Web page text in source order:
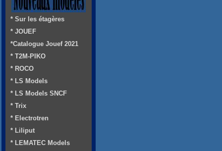
* Sur les étagères
* JOUEF
*Catalogue Jouef 2021
* T2M-PIKO
* ROCO
* LS Models
* LS Models SNCF
* Trix
* Electrotren
* Liliput
* LEMATEC Models